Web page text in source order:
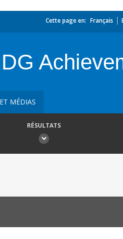
Cette page en: Français
MÉDIAS
RÉSULTATS